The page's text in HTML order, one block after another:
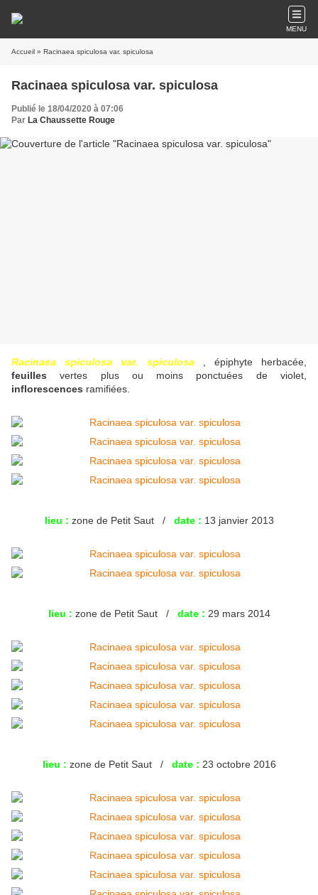
MENU
Accueil » Racinaea spiculosa var. spiculosa
Racinaea spiculosa var. spiculosa
Publié le 18/04/2020 à 07:06
Par La Chaussette Rouge
Racinaea spiculosa var. spiculosa , épiphyte herbacée,
feuillesvertes plus ou moins ponctuées de violet,
inflorescences ramifiées.
lieu : zone de Petit Saut / date : 13 janvier 2013
lieu : zone de Petit Saut / date : 29 mars 2014
lieu : zone de Petit Saut / date : 23 octobre 2016